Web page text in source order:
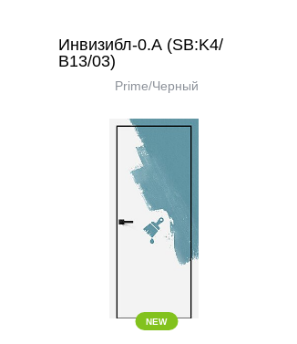
Инвизибл-0.А (SB:K4/
В13/03)
Prime/Черный
NEW